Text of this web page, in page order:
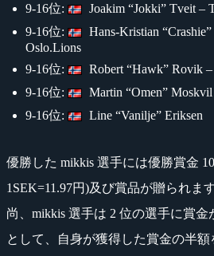
9-16位:
Joakim “Jokki” Tveit –
9-16位:
Hans-Kristian
Oslo.Lions
9-16位:
Robert “Hawk” Rovik
9-16位:
Martin “Omen”
9-16位:
Line “Vanilje” Eriksen
優勝した mikkis 選手には優勝賞金
1SEK=11.97円)及び賞品が贈られます
尚、mikkis 選手は 2 位の選手に賞
として、自身が獲得した賞金の半額